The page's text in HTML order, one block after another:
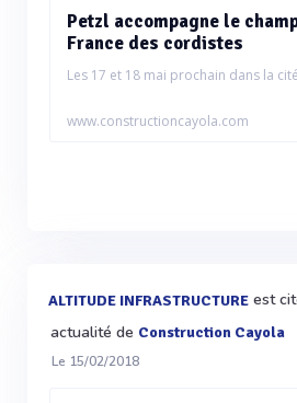
Petzl accompagne le
France des cordistes
Les 17 et 18 mai prochain dans la
www.constructioncayola.com
ALTITUDE INFRASTRUCTURE est
actualité de Construction Cayola
Le 15/02/2018